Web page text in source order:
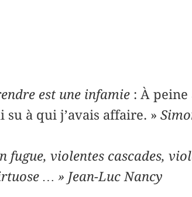
est une ­­infamie: À peine
su à qui j’avais affaire. »
fugue, violentes cascades,
… » Jean-Luc Nancy